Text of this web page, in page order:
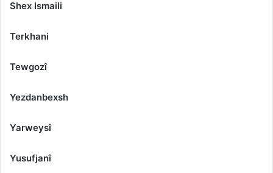
Shex Ismaili
Terkhani
Tewgozî
Yezdanbexsh
Yarweysî
Yusufjanî